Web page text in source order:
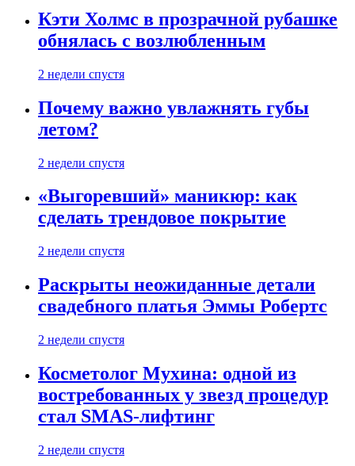
Кэти Холмс в прозрачной рубашке
обнялась с возлюбленным
2 недели спустя
Почему важно увлажнять губы
летом?
2 недели спустя
«Выгоревший» маникюр: как
сделать трендовое покрытие
2 недели спустя
Раскрыты неожиданные детали
свадебного платья Эммы Робертс
2 недели спустя
Косметолог Мухина: одной из
востребованных у звезд процедур
стал SMAS-лифтинг
2 недели спустя